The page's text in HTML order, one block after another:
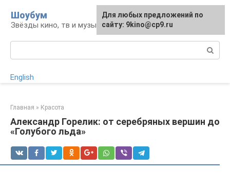
контенту
Шоубум
Звёзды кино, тв и музыки
English
Главная » Красота
Александр Горелик: от серебряных вершин до
«Голубого льда»
Для любых предложений по
сайту: 9kino@cp9.ru